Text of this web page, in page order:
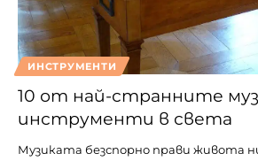
ИНСТРУМЕНТИ
10 от най-странните
инструменти в света
Музиката безспорно прави живота